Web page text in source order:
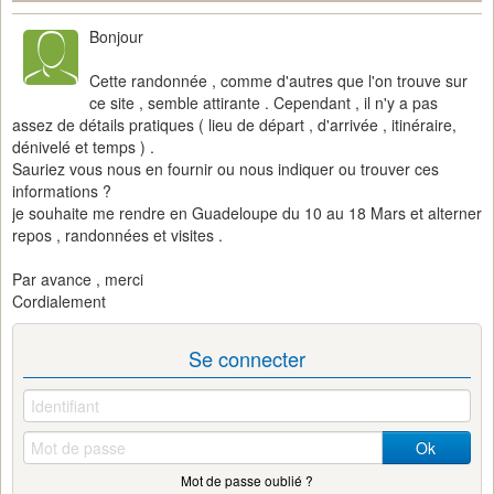
Bonjour
Cette randonnée , comme d'autres que l'on trouve sur
ce site , semble attirante . Cependant , il n'y a pas
assez de détails pratiques ( lieu de départ , d'arrivée , itinéraire,
dénivelé et temps ) .
Sauriez vous nous en fournir ou nous indiquer ou trouver ces
informations ?
je souhaite me rendre en Guadeloupe du 10 au 18 Mars et alterner
repos , randonnées et visites .
Par avance , merci
Cordialement
Se connecter
Ok
Mot de passe oublié ?